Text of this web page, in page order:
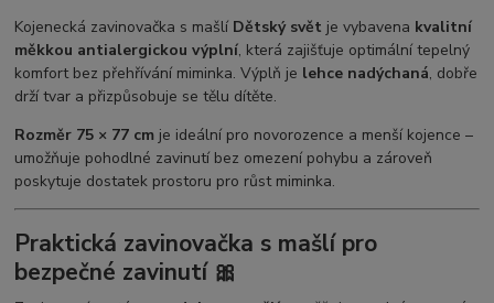
Kojenecká zavinovačka s mašlí Dětský svět je vybavena kvalitní
měkkou antialergickou výplní, která zajišťuje optimální tepelný
komfort bez přehřívání miminka. Výplň je lehce nadýchaná, dobře
drží tvar a přizpůsobuje se tělu dítěte.
Rozměr 75 × 77 cm je ideální pro novorozence a menší kojence –
umožňuje pohodlné zavinutí bez omezení pohybu a zároveň
poskytuje dostatek prostoru pro růst miminka.
Praktická zavinovačka s mašlí pro
bezpečné zavinutí 🎀